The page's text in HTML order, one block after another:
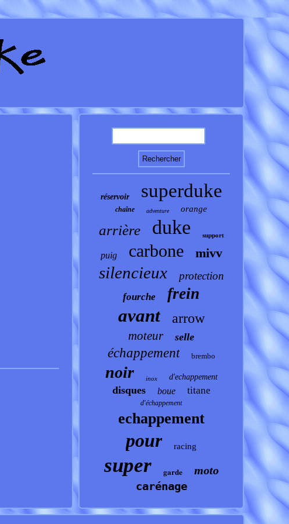
réservoir superduke
chaîne adventure orange
arrière duke support
puig carbone mivv
silencieux protection
fourche frein
avant arrow
moteur selle
échappement brembo
noir inox d'echappement
disques boue titane
d'échappement
echappement
pour racing
super garde
moto
carénage